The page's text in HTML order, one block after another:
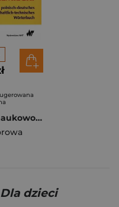
Słownik naukowo-techniczny polsko-niemiecki
Dla dzieci